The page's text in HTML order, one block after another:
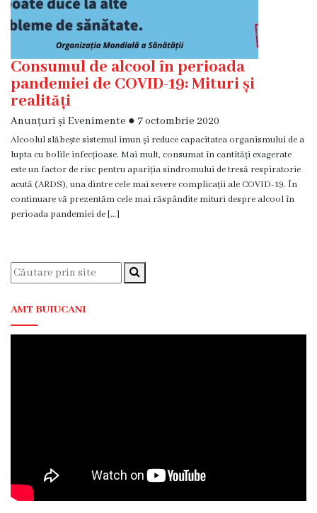
Secția
Medicină
de
Familie
2
Centrul
Sănătății
Femeii
AMT
Buiucani
Servicii
de
Ambulator
Staționar
Secția
Consumul de alcool în perioada
pandemiei de COVID-19: Mituri și
realități
Anunțuri și Evenimente ● 7 octombrie 2020
Alcoolul slăbește sistemul imun și reduce capacitatea organismului de a
lupta cu bolile infecțioase. Mai mult, consumat în cantități exagerate
este un factor de risc pentru apariția sindromului de tresă respiratorie
acută (ARDS), una dintre cele mai severe complicații ale COVID-19. În
continuare vă prezentăm cele mai răspândite mituri despre alcool în
perioada pandemiei de […]
AMT BUIUCANI